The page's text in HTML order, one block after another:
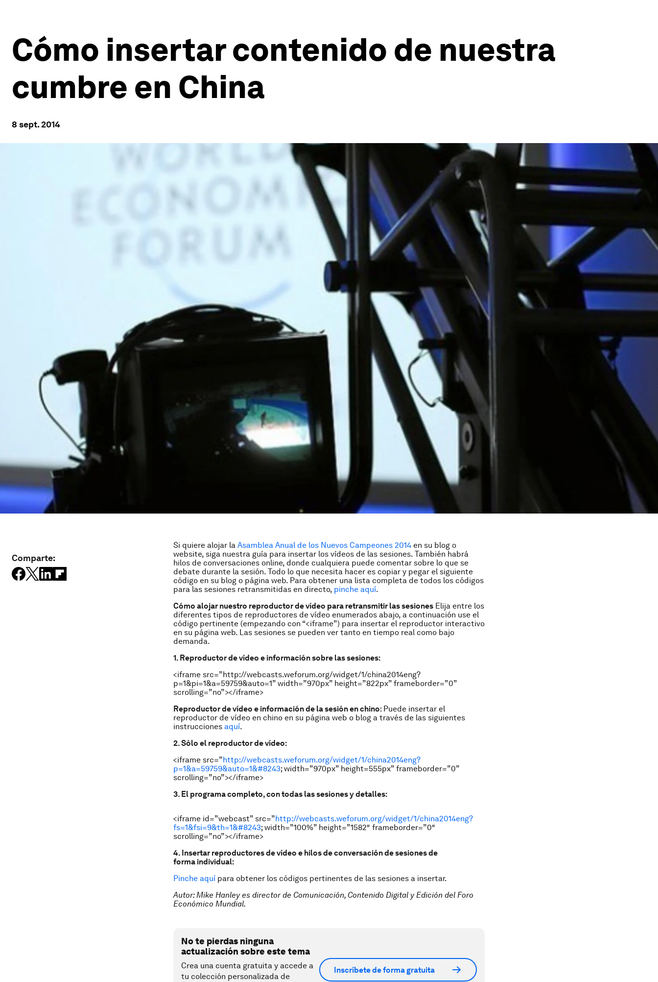
Cómo insertar contenido de nuestra
cumbre en China
8 sept. 2014
Comparte:
Si quiere alojar la Asamblea Anual de los Nuevos Campeones 2014 en su blog o
website, siga nuestra guía para insertar los vídeos de las sesiones. También habrá
hilos de conversaciones online, donde cualquiera puede comentar sobre lo que se
debate durante la sesión. Todo lo que necesita hacer es copiar y pegar el siguiente
código en su blog o página web. Para obtener una lista completa de todos los códigos
para las sesiones retransmitidas en directo, pinche aquí.
Cómo alojar nuestro reproductor de vídeo para retransmitir las sesiones Elija entre los
diferentes tipos de reproductores de vídeo enumerados abajo, a continuación use el
código pertinente (empezando con “<iframe”) para insertar el reproductor interactivo
en su página web. Las sesiones se pueden ver tanto en tiempo real como bajo
demanda.
1. Reproductor de vídeo e información sobre las sesiones:
<iframe src=”http://webcasts.weforum.org/widget/1/china2014eng?
p=1&pi=1&a=59759&auto=1” width=”970px” height=”822px” frameborder=”0”
scrolling=”no”></iframe>
Reproductor de vídeo e información de la sesión en chino: Puede insertar el
reproductor de vídeo en chino en su página web o blog a través de las siguientes
instrucciones aquí.
2. Sólo el reproductor de vídeo:
<iframe src=”http://webcasts.weforum.org/widget/1/china2014eng?
p=1&a=59759&auto=1&#8243; width=”970px” height=555px” frameborder=”0”
scrolling=”no”></iframe>
3. El programa completo, con todas las sesiones y detalles:
<iframe id=”webcast” src=”http://webcasts.weforum.org/widget/1/china2014eng?
fs=1&fsi=9&th=1&#8243; width=”100%” height=”1582″ frameborder=”0″
scrolling=”no”></iframe>
4. Insertar reproductores de vídeo e hilos de conversación de sesiones de
forma individual:
Pinche aquí para obtener los códigos pertinentes de las sesiones a insertar.
Autor: Mike Hanley es director de Comunicación, Contenido Digital y Edición del Foro
Económico Mundial.
No te pierdas ninguna
actualización sobre este tema
Crea una cuenta gratuita y accede a
tu colección personalizada de
Inscríbete de forma gratuita